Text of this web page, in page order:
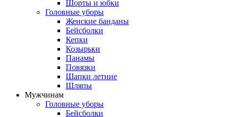
Шорты и юбки
Головные уборы
Женские банданы
Бейсболки
Кепки
Козырьки
Панамы
Повязки
Шапки летние
Шляпы
Мужчинам
Головные уборы
Бейсболки